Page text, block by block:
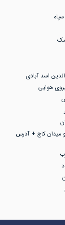
اسد آبادی
هوایی
میدان کاج + آدرس